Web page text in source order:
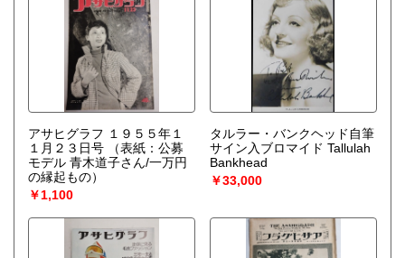
アサヒグラフ １９５５年１
１月２３日号
（表紙：公募
モデル 青木道子さん/一万円
の縁起もの）
￥1,100
タルラー・バンクヘッド自筆
サイン入ブロマイド Tallulah
Bankhead
￥33,000